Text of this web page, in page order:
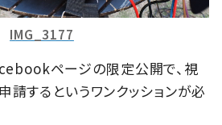
IMG_3177
ページの限定公開で、視
するというワンクッションが必